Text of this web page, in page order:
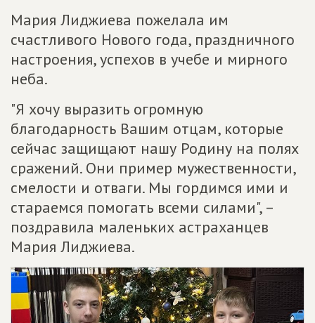
Мария Лиджиева пожелала им
счастливого Нового года, праздничного
настроения, успехов в учебе и мирного
неба.
"Я хочу выразить огромную
благодарность Вашим отцам, которые
сейчас защищают нашу Родину на полях
сражений. Они пример мужественности,
смелости и отваги. Мы гордимся ими и
стараемся помогать всеми силами", –
поздравила маленьких астраханцев
Мария Лиджиева.